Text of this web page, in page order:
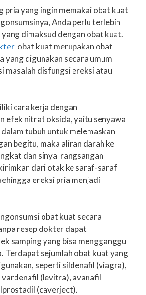
pria yang ingin memakai obat kuat
Anda perlu terlebih
yang dimaksud dengan obat kuat.
, obat kuat merupakan obat
yang digunakan secara umum
masalah disfungsi ereksi atau
cara kerja dengan
efek nitrat oksida, yaitu senyawa
tubuh untuk melemaskan
begitu, maka aliran darah ke
dan sinyal rangsangan
dari otak ke saraf-saraf
ereksi pria menjadi
obat kuat secara
resep dokter dapat
samping yang bisa mengganggu
Terdapat sejumlah obat kuat yang
seperti sildenafil (viagra),
(levitra), avanafil
(caverject).